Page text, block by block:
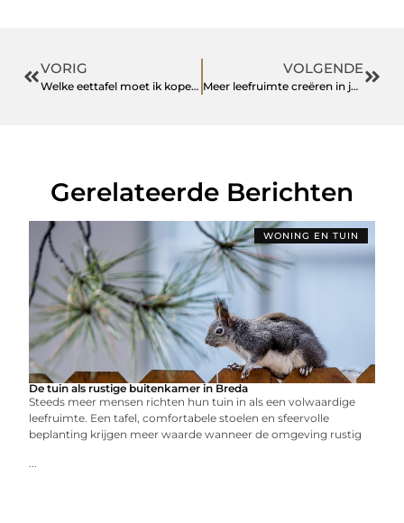
VORIG
Welke eettafel moet ik kopen voor mijn woonkamer?
VOLGENDE
Meer leefruimte creëren in jouw huis
Gerelateerde Berichten
WONING EN TUIN
De tuin als rustige buitenkamer in Breda
Steeds meer mensen richten hun tuin in als een volwaardige
leefruimte. Een tafel, comfortabele stoelen en sfeervolle
beplanting krijgen meer waarde wanneer de omgeving rustig
...